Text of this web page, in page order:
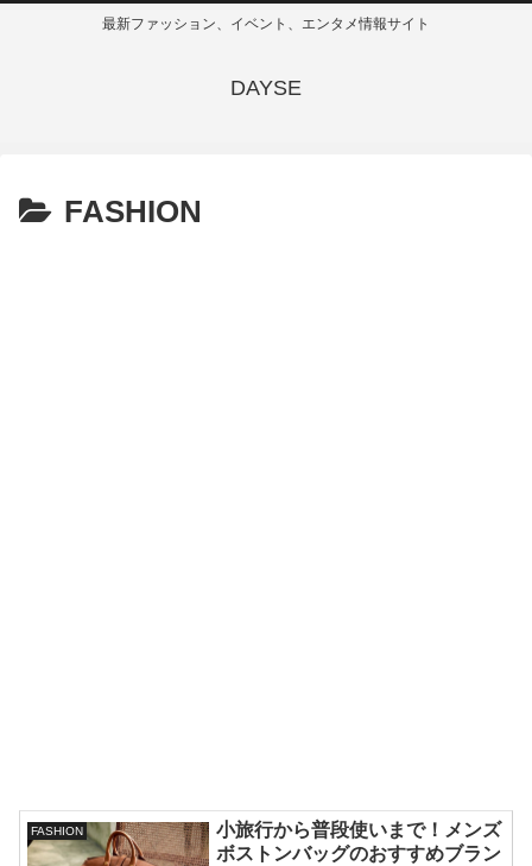
最新ファッション、イベント、エンタメ情報サイト
DAYSE
FASHION
FASHION
小旅行から普段使いまで！メンズ
ボストンバッグのおすすめブラン